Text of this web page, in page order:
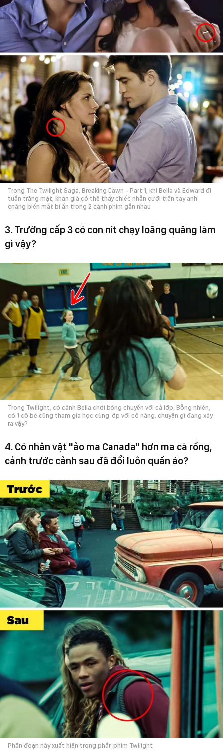
Trong The Twilight Saga: Breaking Dawn - Part 1, khi Bella và Edward đi
tuần trăng mật, khán giả có thể thấy chiếc nhẫn cưới trên tay anh
chàng biến mất bí ẩn trong 2 cảnh phim gần nhau
3. Trường cấp 3 có con nít chạy loăng quăng làm
gì vậy?
Trong Twilight, có cảnh Bella chơi bóng chuyền với cả lớp. Bỗng nhiên,
có 1 cô bé cũng tham gia học cùng lớp với cô nàng, chuyện gì đang xảy
ra vậy?
4. Có nhân vật "ảo ma Canada" hơn ma cà rồng,
cảnh trước cảnh sau đã đổi luôn quần áo?
Phân đoạn này xuất hiện trong phần phim Twilight